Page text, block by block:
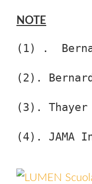
NOTE
(1) .
(2).
(3).
(4). JAMA